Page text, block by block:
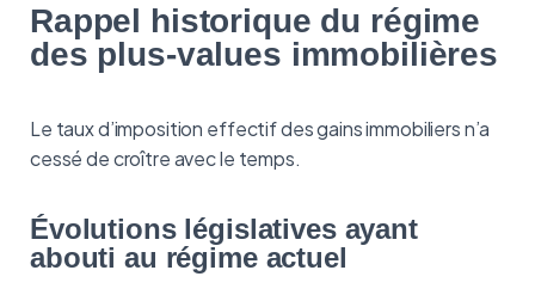
Rappel historique du régime
des plus-values immobilières
Le taux d’imposition effectif des gains immobiliers n’a
cessé de croître avec le temps.
Évolutions législatives ayant
abouti au régime actuel